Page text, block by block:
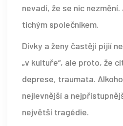
nevadí, že se nic
tichým společníkem.
Dívky a ženy častěji pijií
„v kultuře“, ale proto, že
deprese, traumata.
nejlevnější a
největší tragédie.